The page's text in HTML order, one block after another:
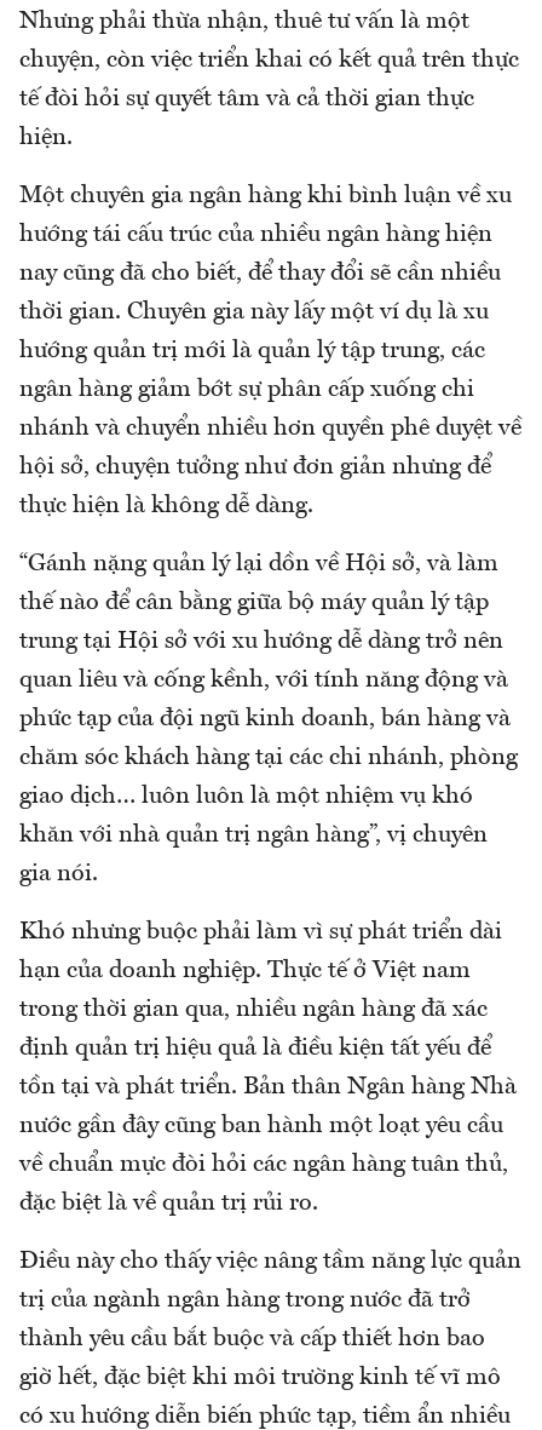
Nhưng phải thừa nhận, thuê tư vấn là một
chuyện, còn việc triển khai có kết quả trên thực
tế đòi hỏi sự quyết tâm và cả thời gian thực
hiện.
Một chuyên gia ngân hàng khi bình luận về xu
hướng tái cấu trúc của nhiều ngân hàng hiện
nay cũng đã cho biết, để thay đổi sẽ cần nhiều
thời gian. Chuyên gia này lấy một ví dụ là xu
hướng quản trị mới là quản lý tập trung, các
ngân hàng giảm bớt sự phân cấp xuống chi
nhánh và chuyển nhiều hơn quyền phê duyệt về
hội sở, chuyện tưởng như đơn giản nhưng để
thực hiện là không dễ dàng.
“Gánh nặng quản lý lại dồn về Hội sở, và làm
thế nào để cân bằng giữa bộ máy quản lý tập
trung tại Hội sở với xu hướng dễ dàng trở nên
quan liêu và cống kềnh, với tính năng động và
phức tạp của đội ngũ kinh doanh, bán hàng và
chăm sóc khách hàng tại các chi nhánh, phòng
giao dịch… luôn luôn là một nhiệm vụ khó
khăn với nhà quản trị ngân hàng”, vị chuyên
gia nói.
Khó nhưng buộc phải làm vì sự phát triển dài
hạn của doanh nghiệp. Thực tế ở Việt nam
trong thời gian qua, nhiều ngân hàng đã xác
định quản trị hiệu quả là điều kiện tất yếu để
tồn tại và phát triển. Bản thân Ngân hàng Nhà
nước gần đây cũng ban hành một loạt yêu cầu
về chuẩn mực đòi hỏi các ngân hàng tuân thủ,
đặc biệt là về quản trị rủi ro.
Điều này cho thấy việc nâng tầm năng lực quản
trị của ngành ngân hàng trong nước đã trở
thành yêu cầu bắt buộc và cấp thiết hơn bao
giờ hết, đặc biệt khi môi trường kinh tế vĩ mô
có xu hướng diễn biến phức tạp, tiềm ẩn nhiều